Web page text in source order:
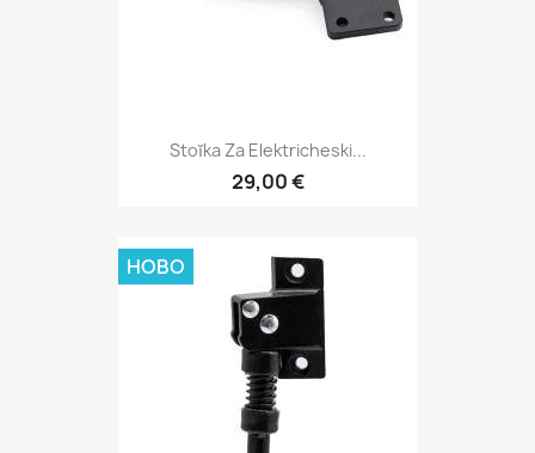
Stoĭka Za Elektricheski...
29,00 €
НОВО